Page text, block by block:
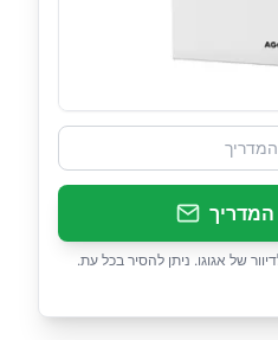
של אגוגו. ניתן להסיר בכל עת.